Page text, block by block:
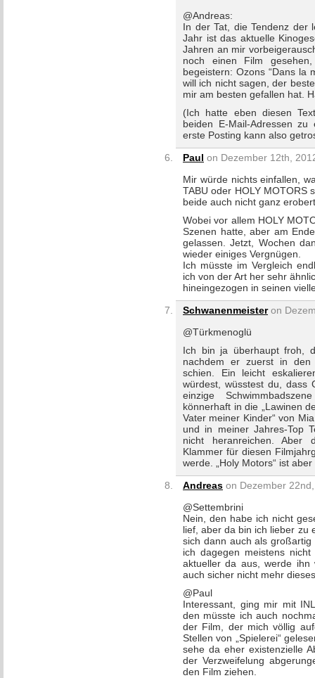
@Andreas:
In der Tat, die Tendenz der
Jahr ist das aktuelle
Jahren an mir
noch einen Film
begeistern: Ozons “Dans la
will ich nicht sagen, der
mir am besten gefallen hat.
(Ich hatte eben diesen
beiden E-Mail-Adressen zu
erste Posting kann also
Paul on Dezember 12th,
Mir würde nichts einfallen,
TABU oder HOLY MOTORS
beide auch nicht ganz
Wobei vor allem HOLY
Szenen hatte, aber am
gelassen. Jetzt, Wochen
wieder einiges Vergnügen.
Ich müsste im Vergleich
ich von der Art her sehr
hineingezogen in seinen
Schwanenmeisteron
@Türkmenoglü
Ich bin ja überhaupt froh,
nachdem er zuerst in den
schien. Ein leicht
würdest, wüsstest du, dass
einzige
könnerhaft in die „Lawinen
Vater meiner Kinder“ von
und in meiner Jahres-Top
nicht heranreichen. Aber
Klammer für diesen
werde. „Holy Motors“ ist
Andreas on Dezember
@Settembrini
Nein, den habe ich nicht
lief, aber da bin ich lieber zu
sich dann auch als
ich dagegen meistens
aktueller da aus, werde ihn
auch sicher nicht mehr
@Paul
Interessant, ging mir mit
den müsste ich auch
der Film, der mich völlig
Stellen von „Spielerei“
sehe da eher existenzielle
der Verzweifelung
den Film ziehen.